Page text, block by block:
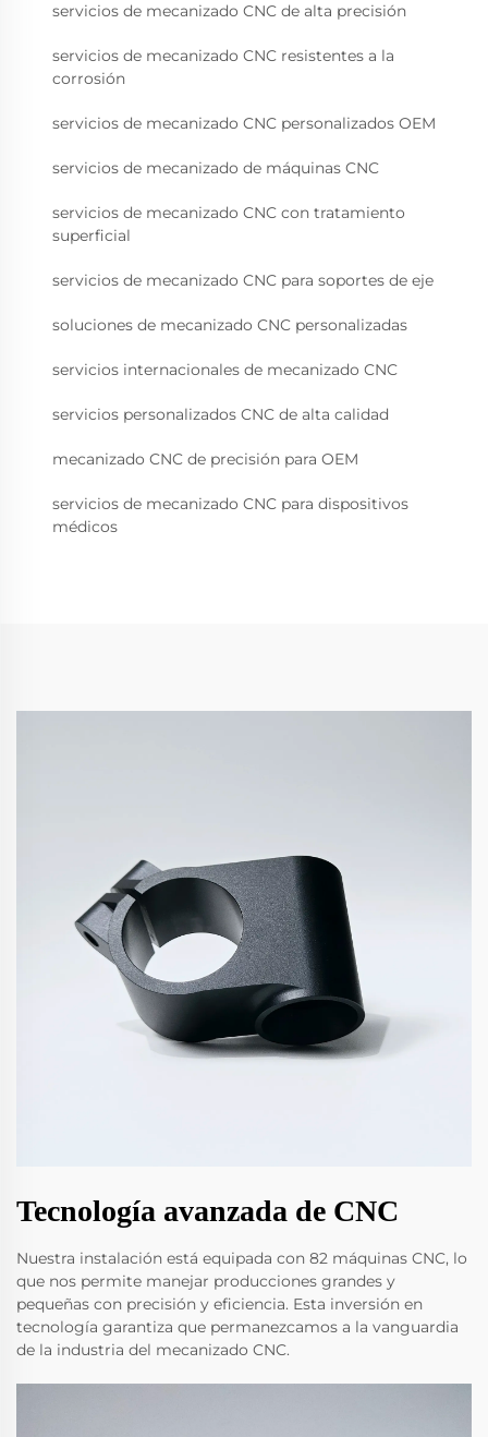
servicios de mecanizado CNC de alta precisión
servicios de mecanizado CNC resistentes a la
corrosión
servicios de mecanizado CNC personalizados OEM
servicios de mecanizado de máquinas CNC
servicios de mecanizado CNC con tratamiento
superficial
servicios de mecanizado CNC para soportes de eje
soluciones de mecanizado CNC personalizadas
servicios internacionales de mecanizado CNC
servicios personalizados CNC de alta calidad
mecanizado CNC de precisión para OEM
servicios de mecanizado CNC para dispositivos
médicos
Tecnología avanzada de CNC
Nuestra instalación está equipada con 82 máquinas CNC, lo
que nos permite manejar producciones grandes y
pequeñas con precisión y eficiencia. Esta inversión en
tecnología garantiza que permanezcamos a la vanguardia
de la industria del mecanizado CNC.